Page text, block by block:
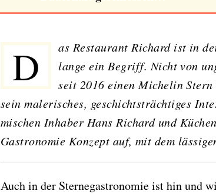
Das Restaurant Richard ist in der Berliner Gastroszene schon
lange ein Begriff. Nicht von
seit 2016 einen Michelin
sein malerisches, geschichtsträchtiges
mischen Inhaber Hans Richard und
Gastronomie Konzept auf, mit dem
Auch in der Sternegastronomie ist hin und